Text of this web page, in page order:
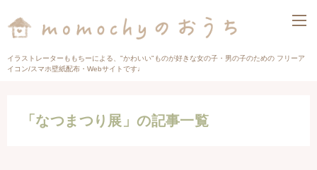
イラストレーターももちーによる、"かわいい"ものが好きな女の子・男の子のための フリーア
イコン/スマホ壁紙配布・Webサイトです♩
「なつまつり展」の記事一覧